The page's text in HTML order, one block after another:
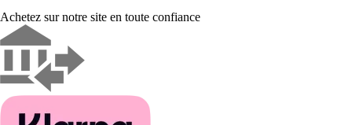
Achetez sur notre site en toute confiance